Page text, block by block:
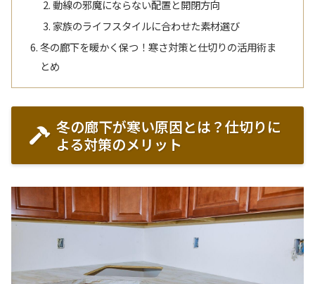
動線の邪魔にならない配置と開閉方向
家族のライフスタイルに合わせた素材選び
冬の廊下を暖かく保つ！寒さ対策と仕切りの活用術ま
とめ
冬の廊下が寒い原因とは？仕切りに
よる対策のメリット